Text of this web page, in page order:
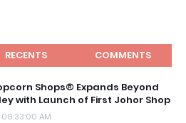
RECENTS COMMENTS
Shops® Expands Beyond
with Launch of First Johor Shop
09:33:00 AM